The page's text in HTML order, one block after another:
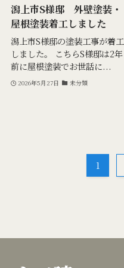
潟上市S様邸 外壁塗装・
屋根塗装着工しました
潟上市S様邸の塗装工事が着工
しました。 こちらS様邸は2年
前に屋根塗装でお世話に...
2026年5月27日 未分類
1